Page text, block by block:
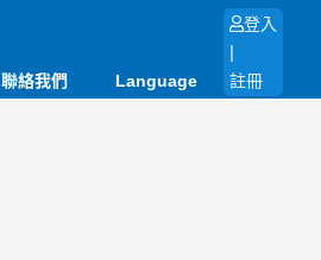
聯絡我們 Language
登入
|
註冊